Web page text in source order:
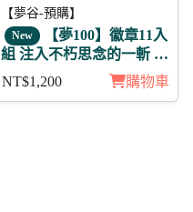
【夢谷-預購】
New 【夢100】徽章11入
組 注入不朽思念的一斬 乾
NT$1,200 購物車